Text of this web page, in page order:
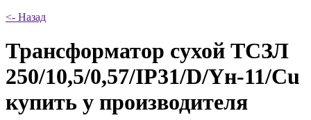
<- Назад
Трансформатор сухой ТСЗЛ
250/10,5/0,57/IP31/D/Yн-11/Cu
купить у производителя